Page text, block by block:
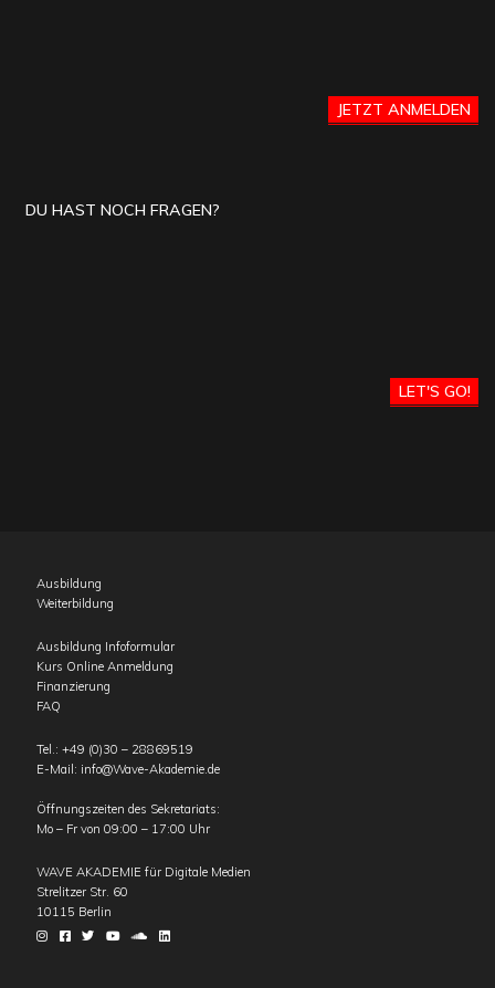
JETZT ANMELDEN
DU HAST NOCH FRAGEN?
LET'S GO!
Ausbildung
Weiterbildung
Ausbildung Infoformular
Kurs Online Anmeldung
Finanzierung
FAQ
Tel.: +49 (0)30 – 28869519
E-Mail: info@Wave-Akademie.de
Öffnungszeiten des Sekretariats:
Mo – Fr von 09:00 – 17:00 Uhr
WAVE AKADEMIE für Digitale Medien
Strelitzer Str. 60
10115 Berlin